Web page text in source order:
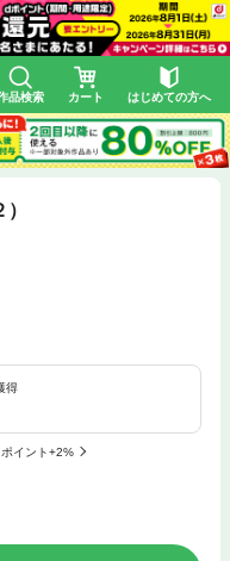
品検索 カート はじめての方へ
得
イント+2%